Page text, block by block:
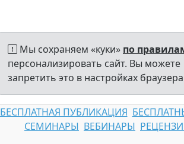
Мы сохраняем «куки» по
персонализировать сайт. Вы можете
запретить это в настройках браузера
БЕСПЛАТНАЯ ПУБЛИКАЦИЯ
СЕМИНАРЫ ВЕБИНАРЫ